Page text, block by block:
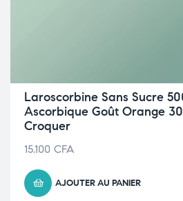
Laroscorbine Sans Sucre
Ascorbique Goût Orange
Croquer
15.100 CFA
AJOUTER AU PANIER